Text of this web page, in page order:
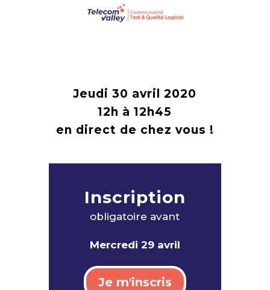
Jeudi 30 avril 2020
12h à 12h45
en direct de chez vous !
Inscription
obligatoire avant
Mercredi 29 avril
Je m'inscris